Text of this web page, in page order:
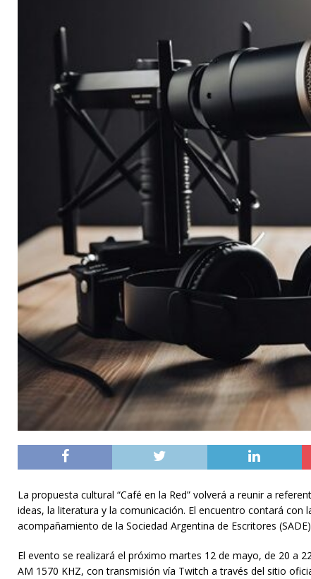
La propuesta cultural “Café en la Red” volverá a reunir a
ideas, la literatura y la comunicación. El encuentro contará con
acompañamiento de la Sociedad Argentina de Escritores
El evento se realizará el próximo martes 12 de mayo, de 20 a
AM 1570 KHZ, con transmisión vía Twitch a través del sitio